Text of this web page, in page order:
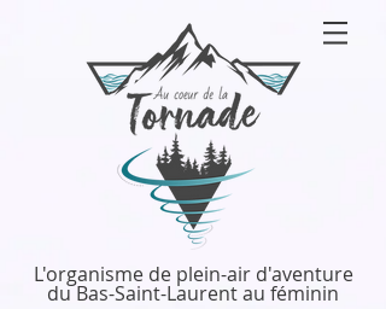
L'organisme de plein-air d'aventure
du Bas-Saint-Laurent au féminin